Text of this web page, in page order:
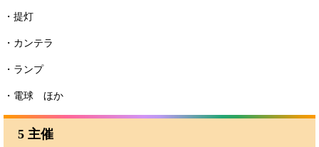
・提灯
・カンテラ
・ランプ
・電球 ほか
5 主催